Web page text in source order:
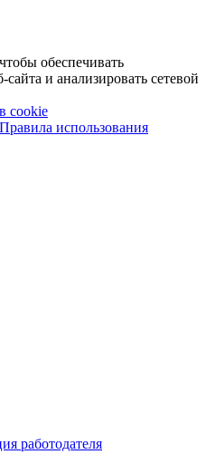
обеспечивать
и анализировать сетевой
cookie
Правила использования
работодателя